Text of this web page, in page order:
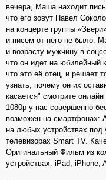
вечера, Маша находит
что его зовут Павел
на концерте группы
и писем от него не было.
и возрасту мужчину в
что он идет на юбилейный
что это её отец, и решает
узнать, почему он их
касается" смотрите
1080p у нас совершенно
возможен на смартфонах:
на любых устройствах под
телевизорах Smart TV.
Оригинальный Фильм из
устройствах: iPad, iPhone,